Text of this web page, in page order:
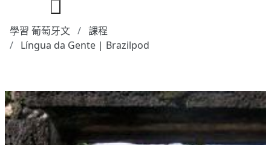
學習 葡萄牙文
課程
Língua da Gente | Brazilpod